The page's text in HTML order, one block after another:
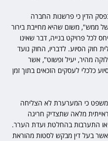
הדין כי פרשנות החברה
ממש", משום שהיא מחייבת בירור
לכל פרויקט בנייה, דבר שאינו
חוק הסיוע. לדבריו, החוק נועד
מהיר, יעיל ופשוט", אשר
כלכלי לעסקים הזכאים בתוך זמן
כי המערערת לא הצליחה
מלאה שתצדיק חריגה
או התערבות בהחלטת ועדת הערר.
בעל דין מבקש לסטות מהוראת